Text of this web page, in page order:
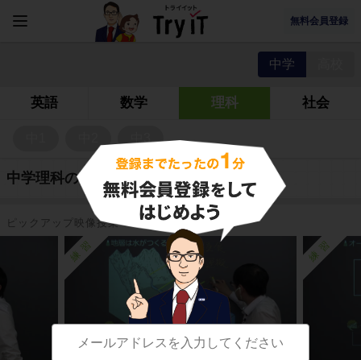
無料会員登録
中学
英語 数学 理科 社会
中学理科の問題
ピックアップ映像授業
練習 練習